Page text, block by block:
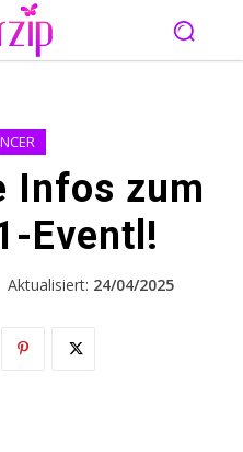
Infos zum
Eventl!
Aktualisiert: 24/04/2025